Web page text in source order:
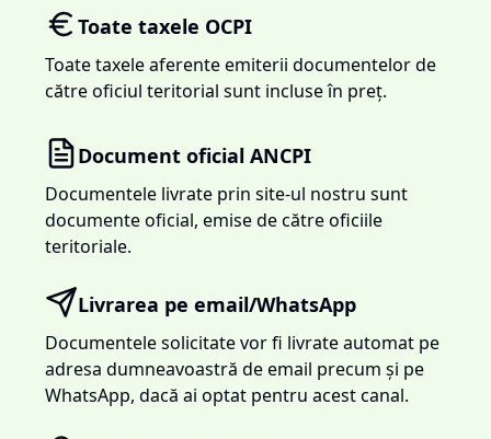
Toate taxele OCPI
Toate taxele aferente emiterii documentelor de
către oficiul teritorial sunt incluse în preț.
Document oficial ANCPI
Documentele livrate prin site-ul nostru sunt
documente oficial, emise de către oficiile
teritoriale.
Livrarea pe email/WhatsApp
Documentele solicitate vor fi livrate automat pe
adresa dumneavoastră de email precum și pe
WhatsApp, dacă ai optat pentru acest canal.